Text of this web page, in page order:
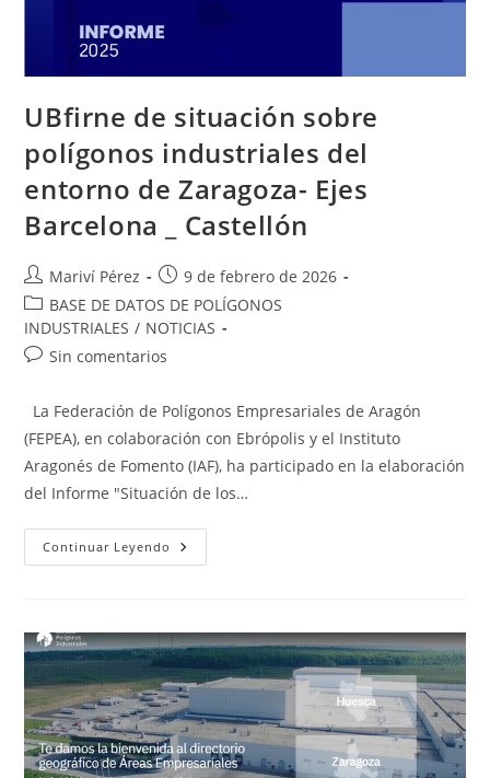
UBfirne de situación sobre
polígonos industriales del
entorno de Zaragoza- Ejes
Barcelona _ Castellón
Autor
de
la
entrada:
Mariví Pérez
Publicación
de
la
9 de febrero de 2026
Categoría
de
la
BASE DE DATOS DE POLÍGONOS
INDUSTRIALES / NOTICIAS
Comentarios
la
Sin comentarios
La Federación de Polígonos Empresariales de Aragón
(FEPEA), en colaboración con Ebrópolis y el Instituto
Aragonés de Fomento (IAF), ha participado en la elaboración
del Informe "Situación de los…
Continuar Leyendo UBfirne
De
Del
Entorno
De
Zaragoza-
Ejes
Barcelona
_
Castellón